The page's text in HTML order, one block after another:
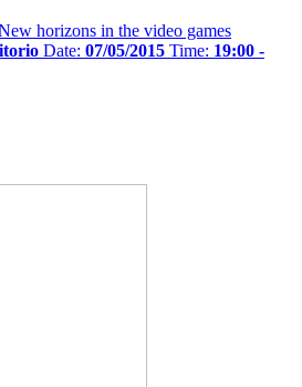
horizons in the video games
Date: 07/05/2015 Time: 19:00 -